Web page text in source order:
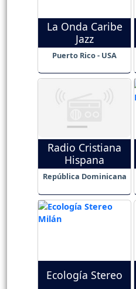
La Onda Caribe
Jazz
Puerto Rico - USA
Radio Cristiana
Hispana
República Dominicana
Ecología Stereo